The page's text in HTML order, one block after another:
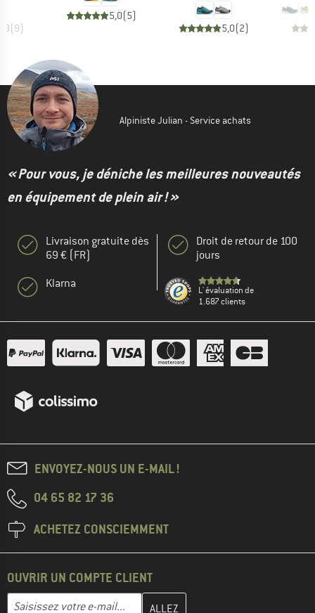
(9)
5,0(5)
5,0(2)
Alpiniste Julian - Service achats
« Pour vous, je déniche les meilleures nouveautés
en équipement de plein air ! »
Livraison gratuite dès
69 € (FR)
Klarna
Droit de retour de 100
jours
L' évaluation de
1.687 clients
ENVOYEZ-NOUS UN E-MAIL !
04 65 82 17 36
ACHETEZ CONSCIEMMENT
OUVRIR UN COMPTE CLIENT
Adresse e-mail
Entrez votre adresse e-mail ici et créez votre compte client à la